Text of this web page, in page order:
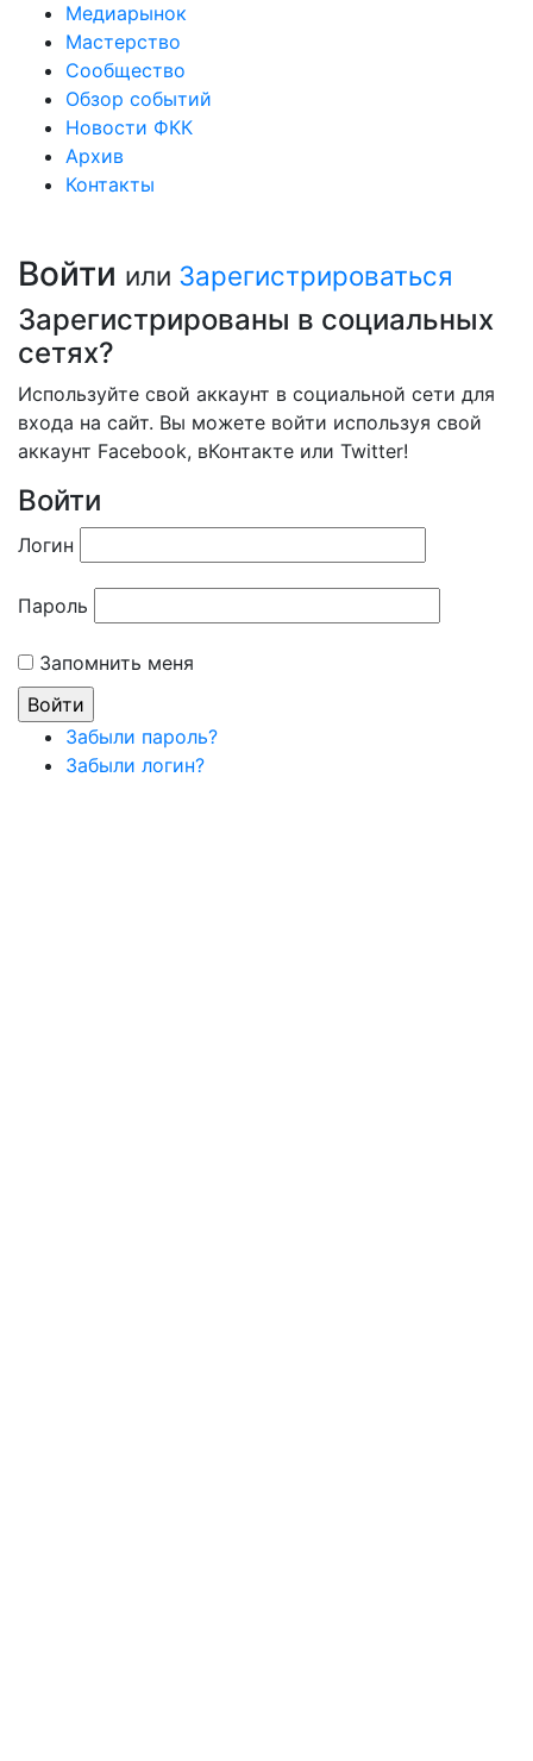
Медиарынок
Мастерство
Сообщество
Обзор событий
Новости ФКК
Архив
Контакты
Войти или Зарегистрироваться
Зарегистрированы в социальных
сетях?
Используйте свой аккаунт в социальной сети для
входа на сайт. Вы можете войти используя свой
аккаунт Facebook, вКонтакте или Twitter!
Войти
Логин
Пароль
Запомнить меня
Забыли пароль?
Забыли логин?